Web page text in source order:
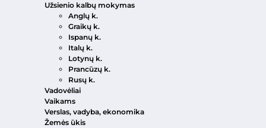
Užsienio kalbų mokymas
Anglų k.
Graikų k.
Ispanų k.
Italų k.
Lotynų k.
Prancūzų k.
Rusų k.
Vadovėliai
Vaikams
Verslas, vadyba, ekonomika
Žemės ūkis